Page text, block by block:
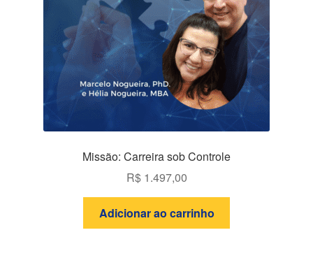
Missão: Carreira sob Controle
R$1.497,00
Adicionar ao carrinho